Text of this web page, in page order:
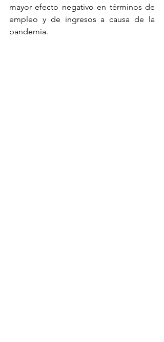
mayor efecto negativo en términos de
empleo y de ingresos a causa de la
pandemia.